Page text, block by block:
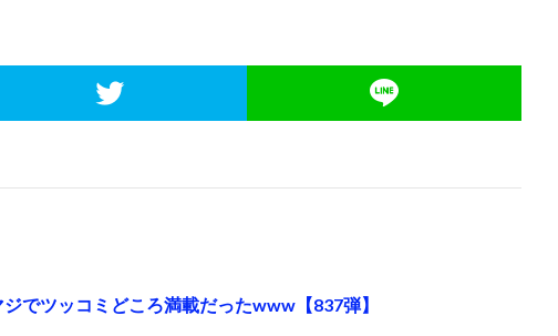
ジでツッコミどころ満載だったwww【837弾】